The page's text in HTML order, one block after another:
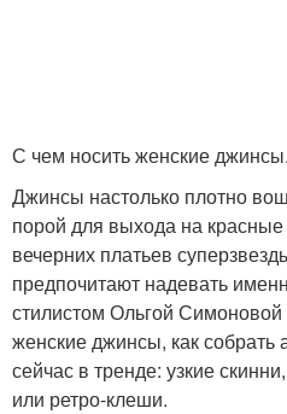
С чем носить женские
Джинсы настолько плотно
порой для выхода на
вечерних платьев
предпочитают надевать
стилистом Ольгой
женские джинсы, как собрать
сейчас в тренде: узкие
или ретро-клеши.